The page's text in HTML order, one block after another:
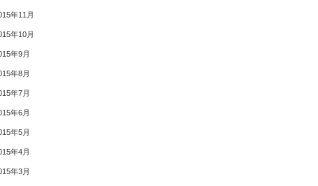
年11月
年10月
年9月
年8月
年7月
年6月
年5月
年4月
年3月